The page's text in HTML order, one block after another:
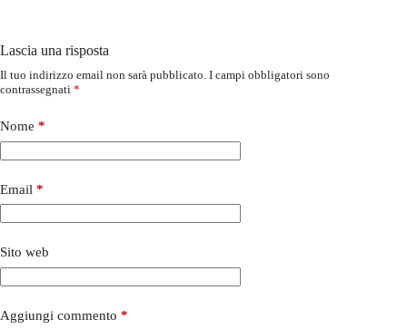
Lascia una risposta
Il tuo indirizzo email non sarà pubblicato. I campi obbligatori sono
contrassegnati *
Nome *
Email *
Sito web
Aggiungi commento *